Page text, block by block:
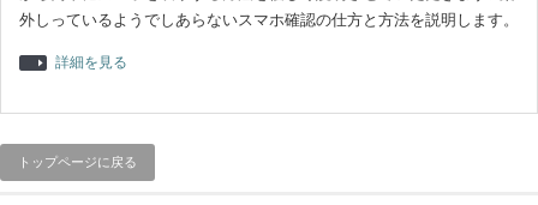
外しっているようでしあらないスマホ確認の仕方と方法を説明します。
詳細を見る
トップページに戻る